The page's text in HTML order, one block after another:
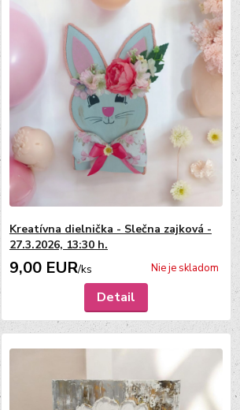
Kreatívna dielnička - Slečna zajková -
27.3.2026, 13:30 h.
9,00 EUR/ks Nie je skladom
Detail